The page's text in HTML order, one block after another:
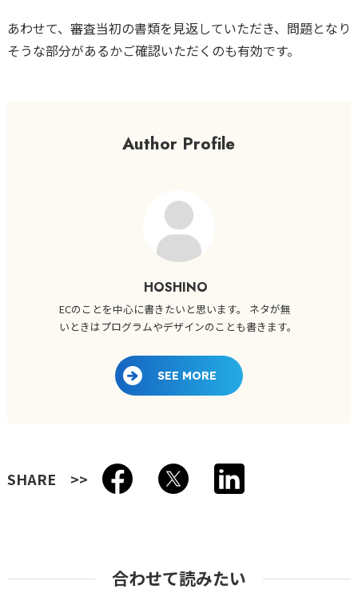
あわせて、審査当初の書類を見返していただき、問題となり
そうな部分があるかご確認いただくのも有効です。
Author Profile
HOSHINO
ECのことを中心に書きたいと思います。 ネタが無
いときはプログラムやデザインのことも書きます。
SEE MORE
SHARE
合わせて読みたい